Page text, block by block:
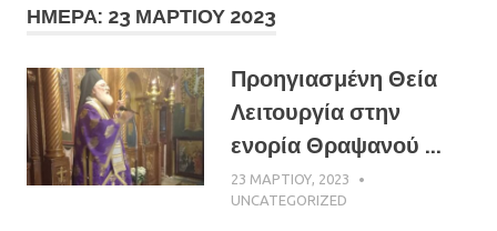
και
Βιάννου
ΗΜΈΡΑ: 23 ΜΑΡΤΊΟΥ 2023
Προηγιασμένη Θεία
Λειτουργία στην
ενορία Θραψανού ...
23 ΜΑΡΤΊΟΥ, 2023
UNCATEGORIZED